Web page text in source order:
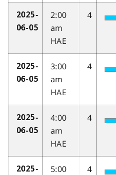
2025-
06-05
2:00
am
HAE
4
2025-
06-05
3:00
am
HAE
4
2025-
06-05
4:00
am
HAE
4
2025-
5:00
4